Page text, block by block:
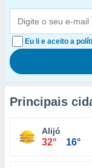
Eu li e aceito a
Principais
Alijó
32° 16°